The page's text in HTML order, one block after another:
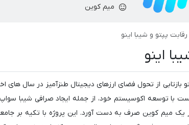
میم کوین
رقابت پپتو و شیبا اینو
اینو
بازتابی از تحول فضای ارزهای دیجیتال طنزآمیز در سال های
با توسعه اکوسیستم خود، از جمله ایجاد صرافی شیبا
از یک میم کوین صرف به دست آورد. این پروژه با تکیه بر